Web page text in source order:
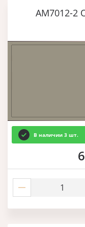
AM7012-2
В наличии 3 шт.